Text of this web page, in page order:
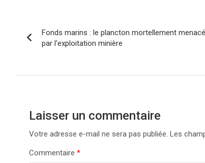
Fonds marins : le plancton mortellement menacé
par l'exploitation minière
Laisser un commentaire
Votre adresse e-mail ne sera pas publiée. Les
Commentaire *